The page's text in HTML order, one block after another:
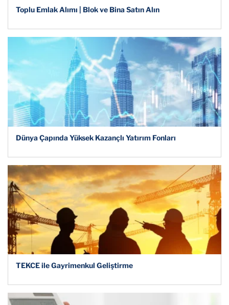
Toplu Emlak Alımı | Blok ve Bina Satın Alın
Dünya Çapında Yüksek Kazançlı Yatırım Fonları
TEKCE ile Gayrimenkul Geliştirme